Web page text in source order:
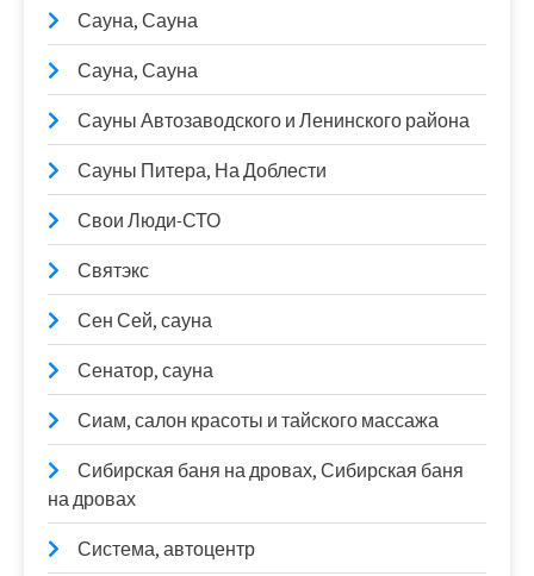
Сауна, Сауна
Сауна, Сауна
Сауны Автозаводского и Ленинского района
Сауны Питера, На Доблести
Свои Люди-СТО
Святэкс
Сен Сей, сауна
Сенатор, сауна
Сиам, салон красоты и тайского массажа
Сибирская баня на дровах, Сибирская баня
на дровах
Система, автоцентр